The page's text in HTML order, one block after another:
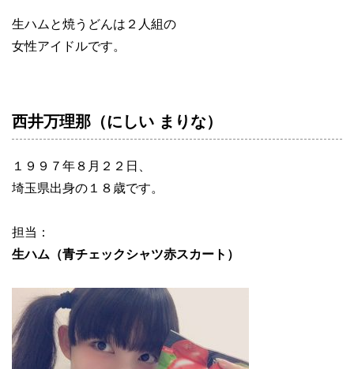
生ハムと焼うどんは２人組の
女性アイドルです。
西井万理那（にしい まりな）
１９９７年８月２２日、
埼玉県出身の１８歳です。
担当：
生ハム（青チェックシャツ赤スカート）